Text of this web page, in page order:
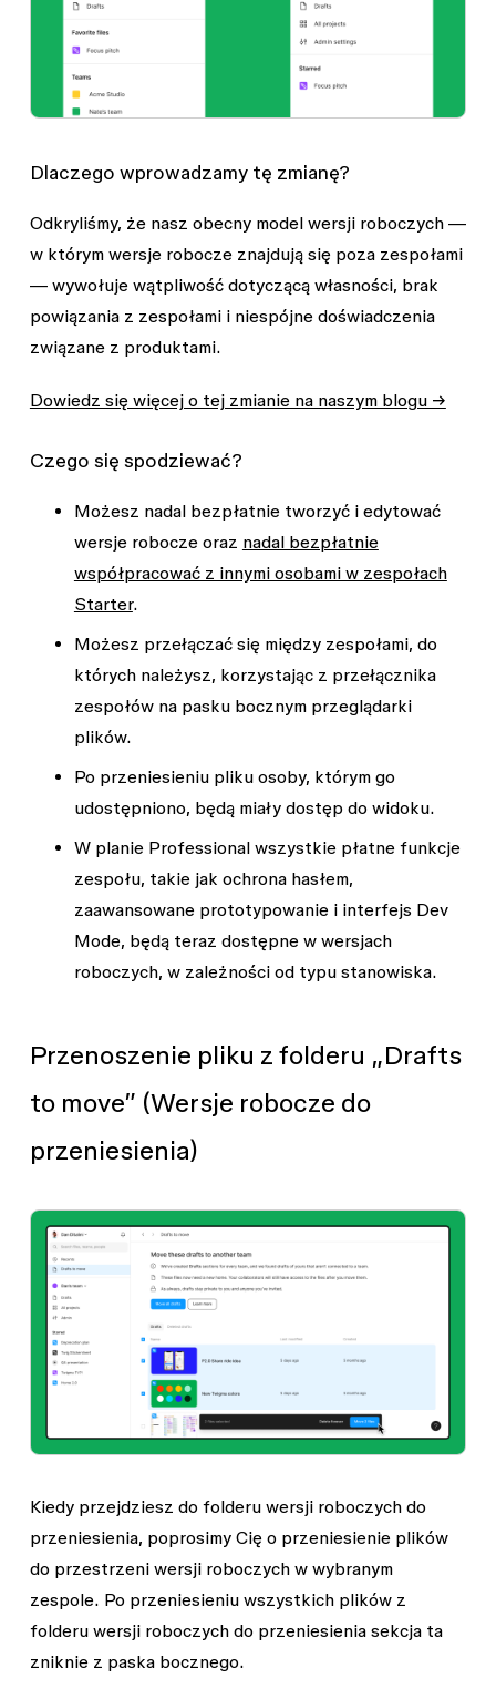
Dlaczego wprowadzamy tę zmianę?
Odkryliśmy, że nasz obecny model wersji roboczych —
w którym wersje robocze znajdują się poza zespołami
— wywołuje wątpliwość dotyczącą własności, brak
powiązania z zespołami i niespójne doświadczenia
związane z produktami.
Dowiedz się więcej o tej zmianie na naszym blogu →
Czego się spodziewać?
Możesz nadal bezpłatnie tworzyć i edytować
wersje robocze oraz nadal bezpłatnie
współpracować z innymi osobami w zespołach
Starter.
Możesz przełączać się między zespołami, do
których należysz, korzystając z przełącznika
zespołów na pasku bocznym przeglądarki
plików.
Po przeniesieniu pliku osoby, którym go
udostępniono, będą miały dostęp do widoku.
W planie Professional wszystkie płatne funkcje
zespołu, takie jak ochrona hasłem,
zaawansowane prototypowanie i interfejs Dev
Mode, będą teraz dostępne w wersjach
roboczych, w zależności od typu stanowiska.
Przenoszenie pliku z folderu „Drafts
to move” (Wersje robocze do
przeniesienia)
Kiedy przejdziesz do folderu wersji roboczych do
przeniesienia, poprosimy Cię o przeniesienie plików
do przestrzeni wersji roboczychw wybranym
zespole. Po przeniesieniu wszystkich plików z
folderu wersji roboczych do przeniesieniasekcja ta
zniknie z paska bocznego.